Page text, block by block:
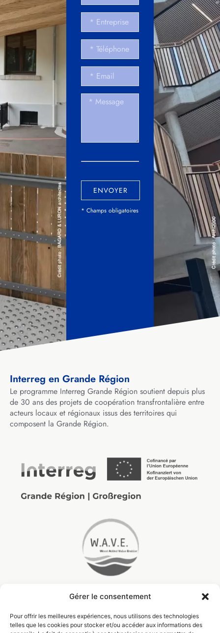
Gérer le consentement
Pour offrir les meilleures expériences, nous utilisons des technologies
telles que les cookies pour stocker et/ou accéder aux informations des
ENVOYER
* Champs obligatoires
Interreg en Grande Région
Le programme Interreg Grande Région soutient depuis plus
de 30 ans des projets de coopération transfrontalière entre
acteurs locaux et régionaux issus des territoires qui
composent la Grande Région.